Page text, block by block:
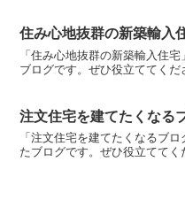
住み心地抜群の新築輸入
「住み心地抜群の新築輸入住
ブログです。ぜひ役立ててくだ
注文住宅を建てたくなる
「注文住宅を建てたくなるブ
たブログです。ぜひ役立ててく